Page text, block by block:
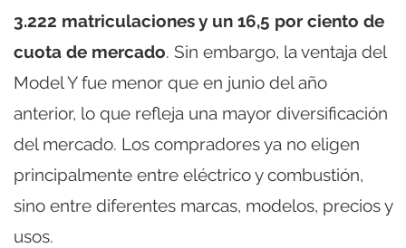
3.222 matriculaciones y un 16,5 por ciento de
cuota de mercado. Sin embargo, la ventaja del
Model Y fue menor que en junio del año
anterior, lo que refleja una mayor diversificación
del mercado. Los compradores ya no eligen
principalmente entre eléctrico y combustión,
sino entre diferentes marcas, modelos, precios y
usos.